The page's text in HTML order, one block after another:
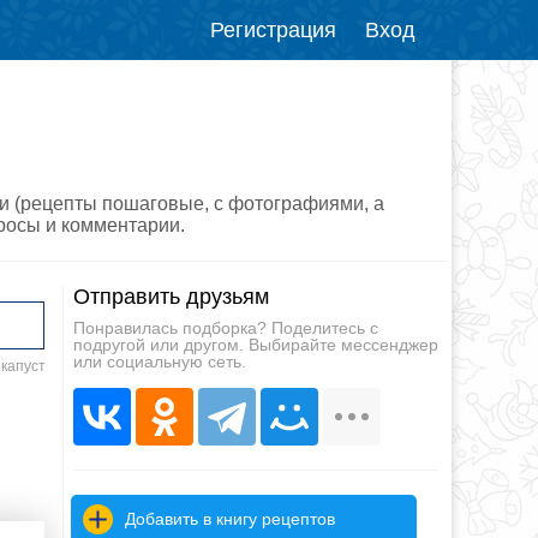
Регистрация Вход
(рецепты пошаговые, с фотографиями, а
и комментарии.
Отправить друзьям
Понравилась подборка? Поделитесь с
подругой или другом. Выбирайте мессенджер
или социальную сеть.
Добавить в книгу рецептов